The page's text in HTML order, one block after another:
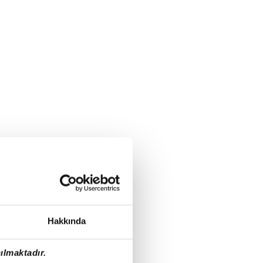
Hakkında